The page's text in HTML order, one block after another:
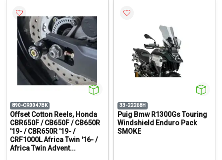
890-CR0047BK
Offset Cotton Reels, Honda
CBR650F / CB650F / CB650R
'19- / CBR650R '19- /
CRF1000L Africa Twin '16- /
Africa Twin Advent...
33-22268H
Puig Bmw R1300Gs Touring
Windshield Enduro Pack
SMOKE